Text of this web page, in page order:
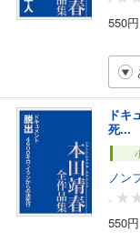
550
ドキ
死...
ノン
-
550